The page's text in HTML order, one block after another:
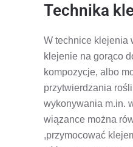
Technika
W technice klejenia
klejenie na gorąco
kompozycje, albo
przytwierdzania
wykonywania m.in.
wiązance można
,przymocować